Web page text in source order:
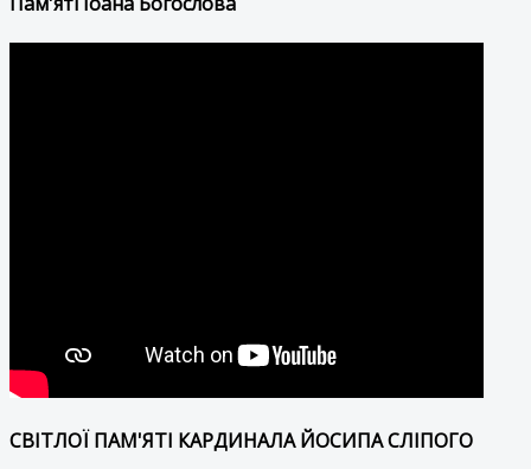
СВІТЛОЇ ПАМ'ЯТІ КАРДИНАЛА ЙОСИПА СЛІПОГО